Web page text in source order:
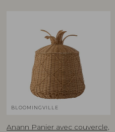
BLOOMINGVILLE
Anann Panier avec couvercle,